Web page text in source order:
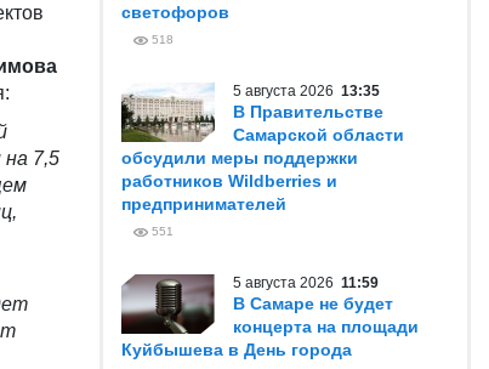
на 7,5
светофоров
518
5 августа 2026 13:35
В Правительстве
Самарской области
обсудили меры поддержки
работников Wildberries и
предпринимателей
551
5 августа 2026 11:59
В Самаре не будет
концерта на площади
Куйбышева в День города